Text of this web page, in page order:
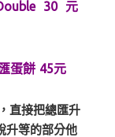
30 元
蛋餅 45元
直接把總匯升
升等的部分他